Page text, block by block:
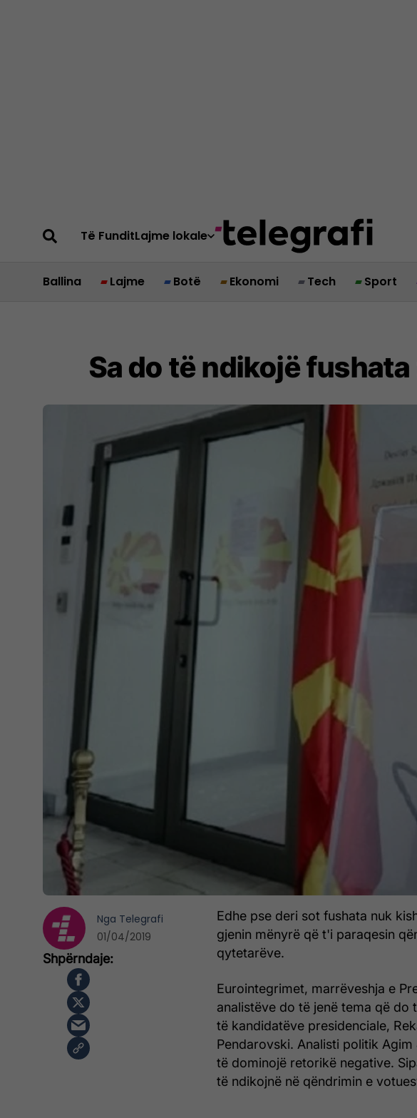
Të FunditLajme lokale
Ballina Lajme Botë Ekonomi Tech Sport
Sa do të ndikojë
Edhe pse deri sot fushata nuk
gjenin mënyrë që t'i paraqesin
qytetarëve.
Eurointegrimet, marrëveshja e
analistëve do të jenë tema që
të kandidatëve presidenciale,
Pendarovski. Analisti politik
të dominojë retorikë negative.
të ndikojnë në qëndrimin e
Nga Telegrafi
01/04/2019